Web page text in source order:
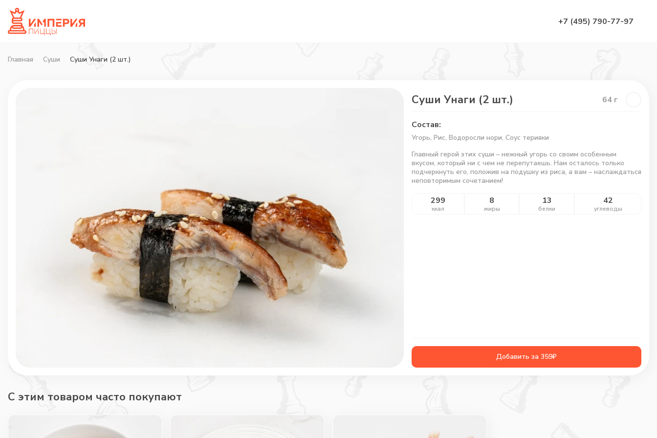
+7 (495) 790-77-97
Главная Суши Суши Унаги (2 шт.)
Суши Унаги (2 шт.) 64 г
Состав:
Угорь, Рис, Водоросли нори, Соус терияки
Главный герой этих суши – нежный угорь со своим особенным
вкусом, который ни с чем не перепутаешь. Нам осталось только
подчеркнуть его, положив на подушку из риса, а вам – наслаждаться
неповторимым сочетанием!
299
ккал
8
жиры
13
белки
42
углеводы
Добавить за 359₽
C этим товаром часто покупают